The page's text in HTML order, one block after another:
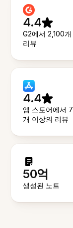
4.4
G2에서 2,100개
리뷰
4.4
앱 스토어에서
개 이상의 리뷰
50억
생성된 노트